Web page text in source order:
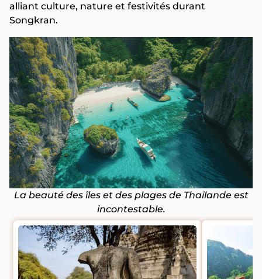
alliant culture, nature et festivités durant
Songkran.
La beauté des îles et des plages de Thaïlande est
incontestable.